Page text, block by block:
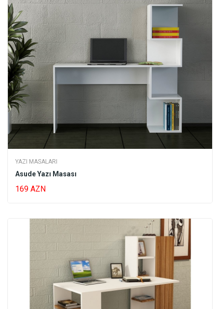
YAZI MASALARI
Asude Yazı Masası
169 AZN